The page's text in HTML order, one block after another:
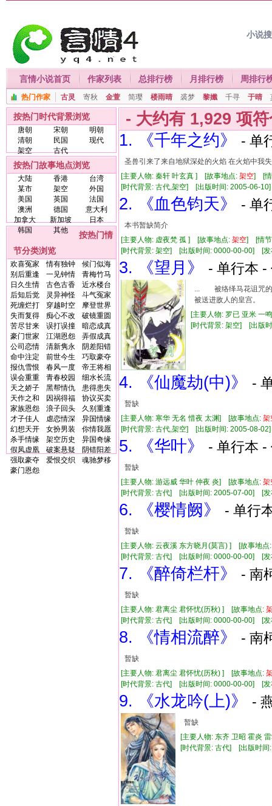
小说
言情小说首页 作家列表 总排行榜 月排行榜 周排行
热门作家 古灵 寄秋 金萱 简璎 楼雨晴 裘梦 黎孅 千寻 于晴
按热门时代背景浏览
唐朝 宋朝
明朝
清朝
民国
现代
架空
古代
按热门故事地点浏览
大陆 香港
台湾
某市
架空
外国
美国
英国
法国
澳洲
德国
意大利
加拿大
新加坡
日本
韩国
其他
按热门情
节分类浏览
欢喜冤家 情有独钟
候门似海
别后重逢
一见钟情
青梅竹马
日久生情
古色古香
近水楼台
后知后觉
灵异神怪
斗气冤家
死缠烂打
穿越时空
摩登世界
失而复得
痴心不改
破镜重圆
苦尽甘来
误打误撞
暗恋成真
豪门世家
江湖恩怨
弄假成真
公司恋情
清新隽永
阴差阳错
命中注定
前世今生
巧取豪夺
报仇雪恨
春风一度
帝王将相
误会重重
青春校园
细水长流
天之娇子
黑帮情仇
患得患失
天作之和
因祸得福
协议买卖
家族恩怨
浪子回头
久别重逢
才子佳人
虐恋情深
异国情缘
幻想天开
女扮男装
你情我愿
杀手情缘
架空历史
异国奇缘
假凤虚凰
破案悬疑
阴错阳差
强取豪夺
爱恨交织
魂驰梦移
豪门恩怨
- 大约有 1,929 项
1. 《千年之约》
- 单
圣兽引来了来自地狱深处的火焰 在火焰中我
[主要人物: 秦轩 叶玄真 ] [故事地点: 架空] [情
[时代背景: 古代,架空] [出版时间: 2005-06-
2. 《血色钧天》 - 单
本书暂缺简介
[主要人物: 虚夜梵 孤 ] [故事地点: 架空] [情
[时代背景: 架空] [出版时间: 0000-00-00] [
3. 《望月》 - 单行本
... 被络绎马花诅咒
被送进敌人的皇宫。
[主要人物: 罗已 亚米
[时代背景: 架空] [出版
4. 《仙魔劫(中)》 -
暂缺
[主要人物: 寒华 无名 惜夜 太渊] [故事地点: 架
[时代背景: 古代,架空] [出版时间: 2005-08-
5. 《华叶》 - 单行本
暂缺
[主要人物: 游远威 华叶 仲夜 炎] [故事地点: 架
[时代背景: 古代] [出版时间: 2005-07-00] [
6. 《樱情阙》 - 单行
暂缺
[主要人物: 云夜溪 东方晓月(莫言) ] [故事地
[时代背景: 古代] [出版时间: 0000-00-00] [
7. 《醉倚栏杆》 - 南
暂缺
[主要人物: 君离尘 君怀忧(历秋) ] [故事地点:
[时代背景: 古代] [出版时间: 0000-00-00] [
8. 《情相流醉》 - 南
暂缺
[主要人物: 君离尘 君怀忧(历秋) ] [故事地点:
[时代背景: 古代] [出版时间: 0000-00-00] [
9. 《水龙吟(上)》 -
暂缺
[主要人物: 东齐 卫昭 霍炎
[时代背景: 古代] [出版时